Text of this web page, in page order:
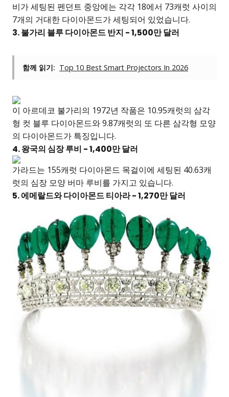
비가 세팅된 펜던트 중앙에는 각각 18에서 73캐럿 사이의
7개의 거대한 다이아몬드가 세팅되어 있었습니다.
3. 불가리 블루 다이아몬드 반지 - 1,500만 달러
함께 읽기: Top 10 Best Smart Projectors In 2026
이 아르데코 불가리의 1972년 작품은 10.95캐럿의 삼각
형 컷 블루 다이아몬드와 9.87캐럿의 또 다른 삼각형 모양
의 다이아몬드가 특징입니다.
4. 왕국의 심장 루비 - 1,400만 달러
가라드는 155캐럿 다이아몬드 목걸이에 세팅된 40.63캐
럿의 심장 모양 버마 루비를 가지고 있습니다.
5. 에메랄드와 다이아몬드 티아라 - 1,270만 달러